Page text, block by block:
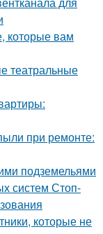
которые вам
театральные
при ремонте:
подземельями
систем Стоп-
которые не